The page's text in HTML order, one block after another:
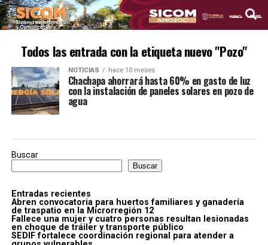
Todos las entrada con la etiqueta nuevo "Pozo"
NOTICIAS hace 10 meses
Chachapa ahorrará hasta 60% en gasto de luz
con la instalación de paneles solares en pozo de
agua
Buscar
Buscar
Entradas recientes
Abren convocatoria para huertos familiares y ganadería
de traspatio en la Microrregión 12
Fallece una mujer y cuatro personas resultan lesionadas
en choque de tráiler y transporte público
SEDIF fortalece coordinación regional para atender a